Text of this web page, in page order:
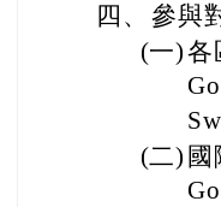
四、 參與
(一)各
(二)